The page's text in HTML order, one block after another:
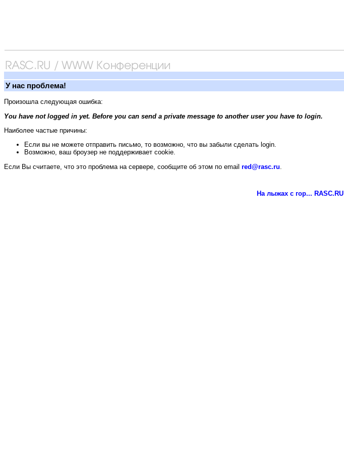
У нас проблема!
Произошла следующая ошибка:
You have not logged in yet. Before you can send a private message to another user you have to login.
Наиболее частые причины:
Если вы не можете отправить письмо, то возможно, что вы забыли сделать login.
Возможно, ваш броузер не поддерживает cookie.
Если Вы считаете, что это проблема на сервере, сообщите об этом по email red@rasc.ru
На лыжах с гор... RASC.RU